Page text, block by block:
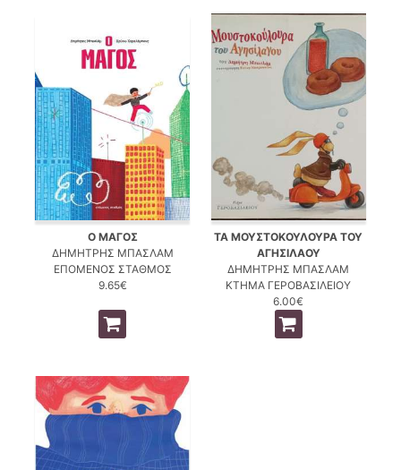
Ο ΜΑΓΟΣ
ΔΗΜΗΤΡΗΣ ΜΠΑΣΛΑΜ
ΕΠΟΜΕΝΟΣ ΣΤΑΘΜΟΣ
9.65€
ΤΑ ΜΟΥΣΤΟΚΟΥΛΟΥΡΑ ΤΟΥ
ΑΓΗΣΙΛΑΟΥ
ΔΗΜΗΤΡΗΣ ΜΠΑΣΛΑΜ
ΚΤΗΜΑ ΓΕΡΟΒΑΣΙΛΕΙΟΥ
6.00€